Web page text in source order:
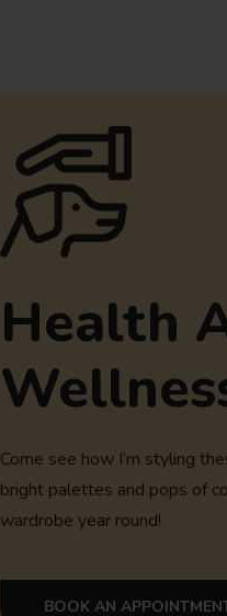
Health
Come see how I’m styling
bright palettes and pops of
wardrobe year round!
BOOK AN